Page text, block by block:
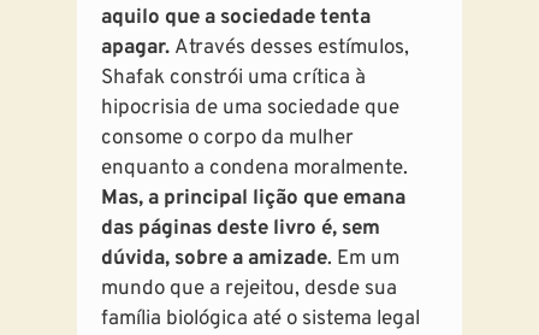
aquilo que a sociedade tenta
apagar. Através desses estímulos,
Shafak constrói uma crítica à
hipocrisia de uma sociedade que
consome o corpo da mulher
enquanto a condena moralmente.
Mas, a principal lição que emana
das páginas deste livro é, sem
dúvida, sobre a amizade. Em um
mundo que a rejeitou, desde sua
família biológica até o sistema legal